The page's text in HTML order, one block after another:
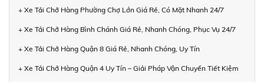
+ Xe Tải Chở Hàng Phường Chợ Lớn Giá Rẻ, Có Mặt Nhanh 24/7
+ Xe Tải Chở Hàng Bình Chánh Giá Rẻ, Nhanh Chóng, Phục Vụ 24/7
+ Xe Tải Chở Hàng Quận 8 Giá Rẻ, Nhanh Chóng, Uy Tín
+ Xe Tải Chở Hàng Quận 4 Uy Tín – Giải Pháp Vận Chuyển Tiết Kiệm